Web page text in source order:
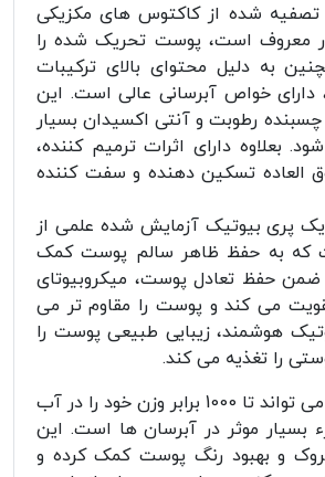
تصفیه شده از کاکتوس های مکزیکی
معروف است، پوست تحریک شده را
به دلیل محتوای بالای ترکیبات
دارای خواص آبرسانی عالی است. این
رطوبت و آنتی اکسیدان بسیار
بعلاوه دارای اثرات ترمیم کننده،
العاده تسکین دهنده و سفت کننده
پری بیوتیک آزمایش شده علمی از
که به حفظ ظاهر سالم پوست کمک
حفظ تعادل پوست، میکروبیوتای
می کند و پوست را مقاوم تر می
هوشمند، زیبایی طبیعی پوست را
را تغذیه می کند.
هیالورونیک اسید می تواند تا 1000 برابر وزن خود را در آب
بسیار موثر در آبرسان ها است. این
و بهبود رنگ پوست کمک کرده و